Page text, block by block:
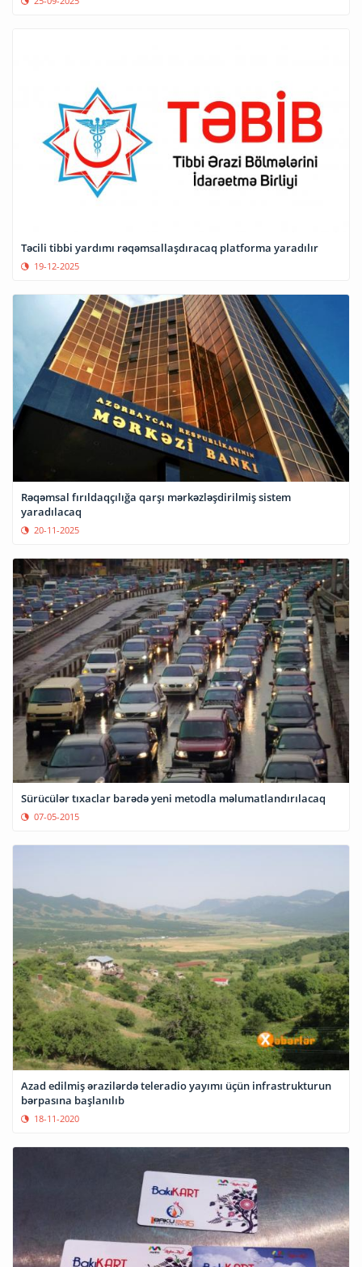
Təcili tibbi yardımı rəqəmsallaşdıracaq platforma yaradılır
19-12-2025
Rəqəmsal fırıldaqçılığa qarşı mərkəzləşdirilmiş sistem
yaradılacaq
20-11-2025
Sürücülər tıxaclar barədə yeni metodla məlumatlandırılacaq
07-05-2015
Azad edilmiş ərazilərdə teleradio yayımı üçün infrastrukturun
bərpasına başlanılıb
18-11-2020